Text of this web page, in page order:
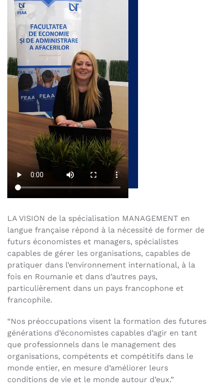
LA VISION de la spécialisation MANAGEMENT en
langue française répond à la nécessité de former de
futurs économistes et managers, spécialistes
capables de gérer les organisations, capables de
pratiquer dans l’environnement international, à la
fois en Roumanie et dans d’autres pays,
particulièrement dans un pays francophone et
francophile.
“Nos préoccupations visent la formation des futures
générations d’économistes capables d’agir en tant
que professionnels dans le management des
organisations, compétents et compétitifs dans le
monde entier, en mesure d’améliorer leurs
conditions de vie et le monde autour d’eux.”